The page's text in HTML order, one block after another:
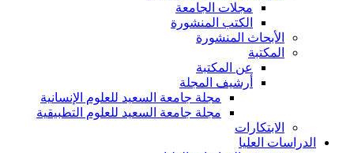
مجلات الجامعة
الكتب المنشورة
الأبحاث المنشورة
المكتبة
عن المكتبة
أرشيف المجلة
مجلة جامعة السعيد للعلوم الإنسانية
مجلة جامعة السعيد للعلوم التطبيقية
الابتكارات
الدراسات العليا